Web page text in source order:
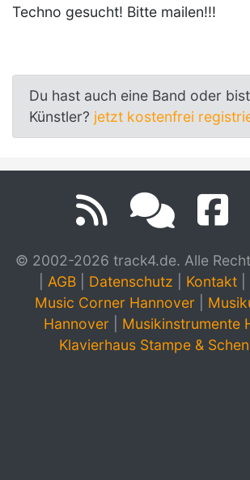
Techno gesucht! Bitte mailen!!!
Du hast auch eine Band oder
Künstler? jetzt kostenfrei
© 2002-2026 track4.de. Alle
AGB Datenschutz Kontakt
Music Corner Hannover
Hannover
Musikinstrumente
Klavierhaus Stampe &